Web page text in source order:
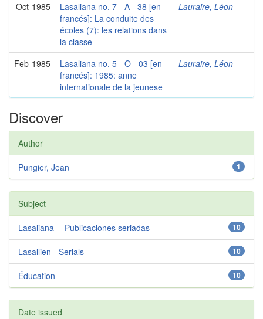
Oct-1985
Lasaliana no. 7 - A - 38 [en
francés]: La conduite des
écoles (7): les relations dans
la classe
Lauraire, Léon
Feb-1985
Lasaliana no. 5 - O - 03 [en
francés]: 1985: anne
internationale de la jeunese
Lauraire, Léon
Discover
Author
1
Pungier, Jean
Subject
10
Lasaliana -- Publicaciones seriadas
10
Lasallien - Serials
10
Éducation
Date issued